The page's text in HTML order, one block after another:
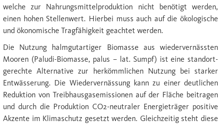
welche zur Nahrungsmittelproduktion nicht benötigt werden,
einen hohen Stellenwert. Hierbei muss auch auf die ökologische
und ökonomische Tragfähigkeit geachtet werden.
Die Nutzung halmgutartiger Biomasse aus wiedervernässten
Mooren (Paludi-Biomasse, palus – lat. Sumpf) ist eine stand­ort­
gerechte Alternative zur herkömmlichen Nutzung bei starker
Entwässerung. Die Wiedervernässung kann zu einer deutlichen
Reduktion von Treibhausgasemissionen auf der Fläche bei­tra­gen
und durch die Produktion CO2-neutraler Energieträger positive
Akzente im Klimaschutz gesetzt werden. Gleichzeitig steht diese